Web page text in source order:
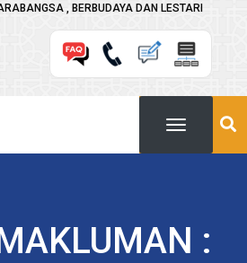
, BERBUDAYA DAN LESTARI
: